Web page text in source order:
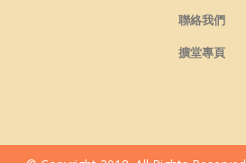
聯絡我們
擴堂專頁